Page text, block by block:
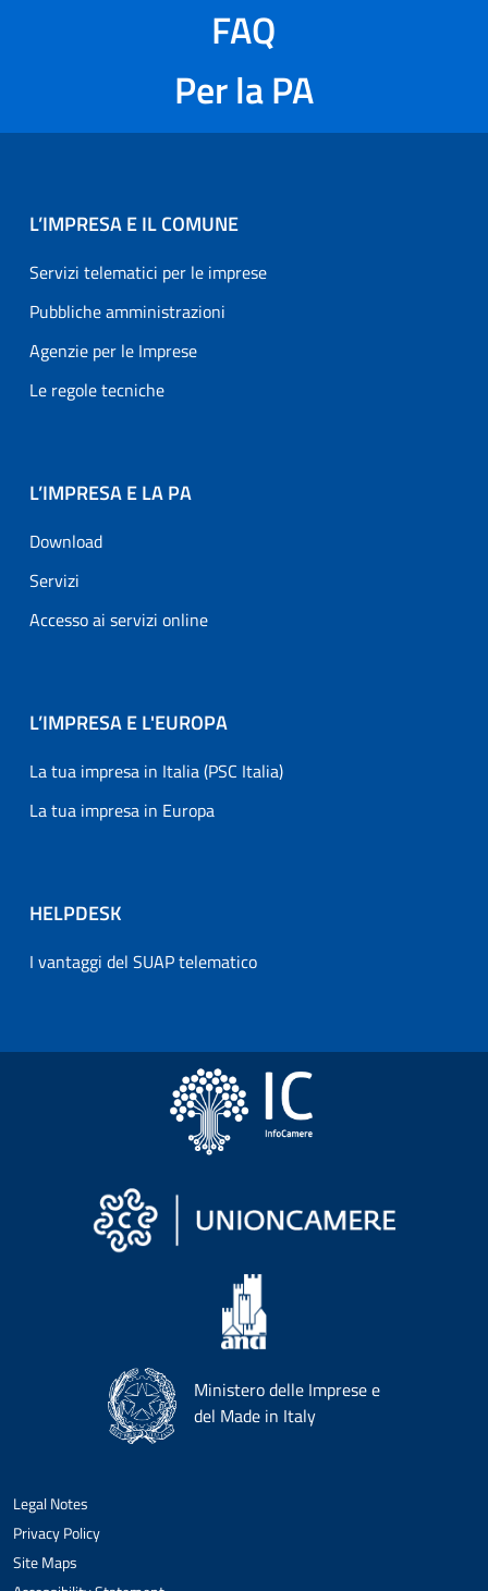
FAQ
Per la PA
L’IMPRESA E IL COMUNE
Servizi telematici per le imprese
Pubbliche amministrazioni
Agenzie per le Imprese
Le regole tecniche
L’IMPRESA E LA PA
Download
Servizi
Accesso ai servizi online
L’IMPRESA E L'EUROPA
La tua impresa in Italia (PSC Italia)
La tua impresa in Europa
HELPDESK
I vantaggi del SUAP telematico
Ministero delle Imprese e
del Made in Italy
Legal Notes
Privacy Policy
Site Maps